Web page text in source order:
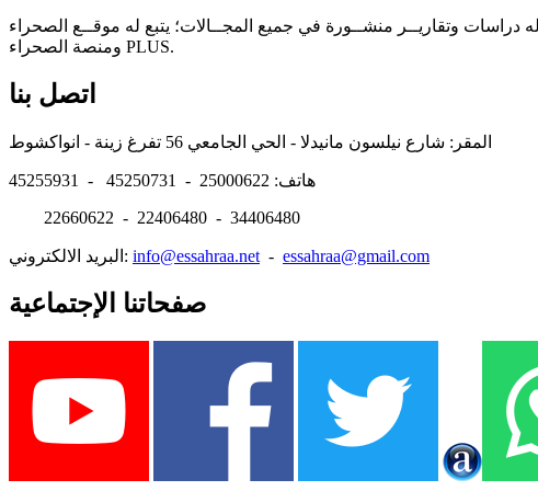
دراسات وتقاريــر منشــورة في جميع المجــالات؛ يتبع له موقــع الصحراء
ومنصة الصحراء PLUS.
اتصل بنا
هاتف: 25000622 - 45250731 - 45255931
22660622 - 22406480 - 34406480
البريد الالكتروني: info@essahraa.net - essahraa@gmail.com
صفحاتنا الإجتماعية